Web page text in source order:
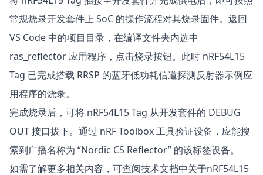
常规烧录开发套件上 SoC 的操作流程对其烧录固件。返回
VS Code 中的项目目录，在编译文件夹内选中
ras_reflector 应用程序，点击烧录按钮。此时 nRF54L15
Tag 已完成搭载 RRSP 的蓝牙低功耗信道探测反射器示例应
用程序的烧录。
完成烧录后，可将 nRF54L15 Tag 从开发套件的 DEBUG
OUT 接口拔下。通过 nRF Toolbox 工具验证设备，应能搜
索到广播名称为 “Nordic CS Reflector” 的该标签设备。
如需了解更多相关内容，可查阅技术文档中关于nRF54L15